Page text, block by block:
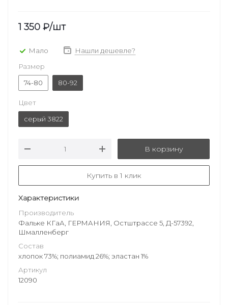
1 350 ₽/шт
Мало
Нашли дешевле?
Размер
74-80
80-92
Цвет
серый 3822
В корзину
Купить в 1 клик
Характеристики
Производитель
Фальке КГаА, ГЕРМАНИЯ, Остштрассе 5, Д-57392,
Шмалленберг
Состав
хлопок 73%; полиамид 26%; эластан 1%
Артикул
12090